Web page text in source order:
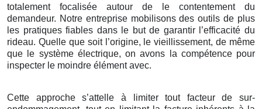
totalement focalisée autour de le contentement du
demandeur. Notre entreprise mobilisons des outils de plus
les pratiques fiables dans le but de garantir l’efficacité du
rideau. Quelle que soit l’origine, le vieillissement, de même
que le système électrique, on avons la compétence pour
inspecter le moindre élément avec.
Cette approche s’attelle à limiter tout facteur de sur-